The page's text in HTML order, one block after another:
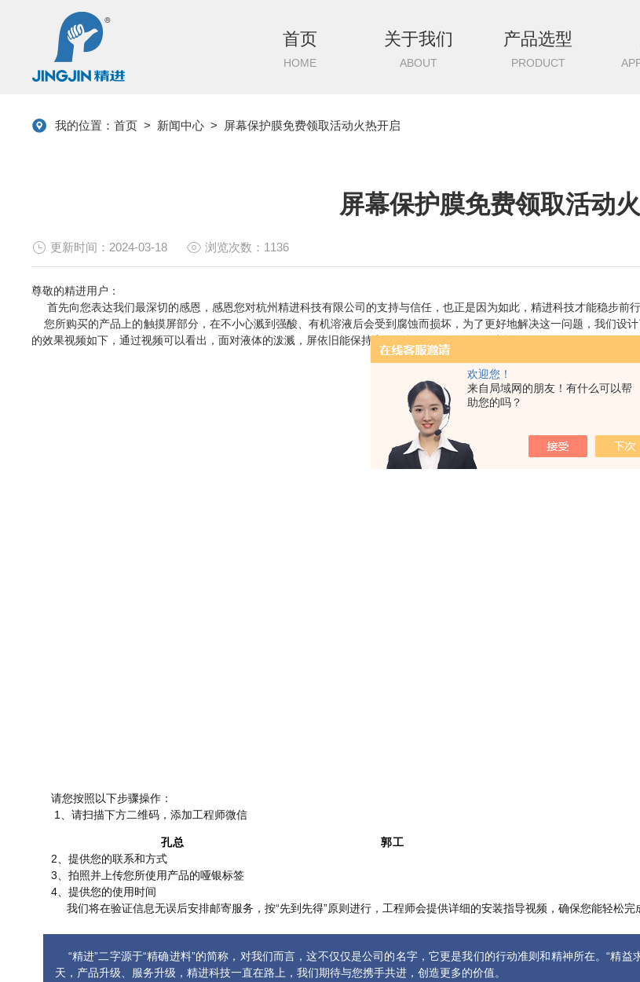
欢迎您！
来自局域网的朋友！有什么可以帮
助您的吗？
首页
HOME
关于我们
ABOUT
产品选型
PRODUCT
我的位置：首页 > 新闻中心 > 屏幕保护膜免费领取活动火热开启
屏幕保护膜免费领取活动
更新时间：2024-03-18 浏览次数：1136
尊敬的精进用户：
首先向您表达我们最深切的感恩，感恩您对杭州精进科技有限公司的支持与信任，也正是因为如此，精进科技才能稳步前行
您所购买的产品上的触摸屏部分，在不小心溅到强酸、有机溶液后会受到腐蚀而损坏，为了更好地解决这一问题，我们设
的效果视频如下，通过视频可以看出，面对液体的泼溅，屏依旧能保持完好无损，保证设备的正常运行。
请您按照以下步骤操作：
1、请扫描下方二维码，添加工程师微信
孔总 郭工
2、提供您的联系和方式
3、拍照并上传您所使用产品的哑银标签
4、提供您的使用时间
我们将在验证信息无误后安排邮寄服务，按“先到先得”原则进行，工程师会提供详细的安装指导视频，确保您能轻松完
“精进”二字源于“精确进料”的简称，对我们而言，这不仅仅是公司的名字，它更是我们的行动准则和精神所在。“精
天，产品升级、服务升级，精进科技一直在路上，我们期待与您携手共进，创造更多的价值。